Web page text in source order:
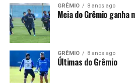
GRÊMIO 8 anos ago
Meia do Grêmio ganha
GRÊMIO 8 anos ago
Últimas do Grêmio